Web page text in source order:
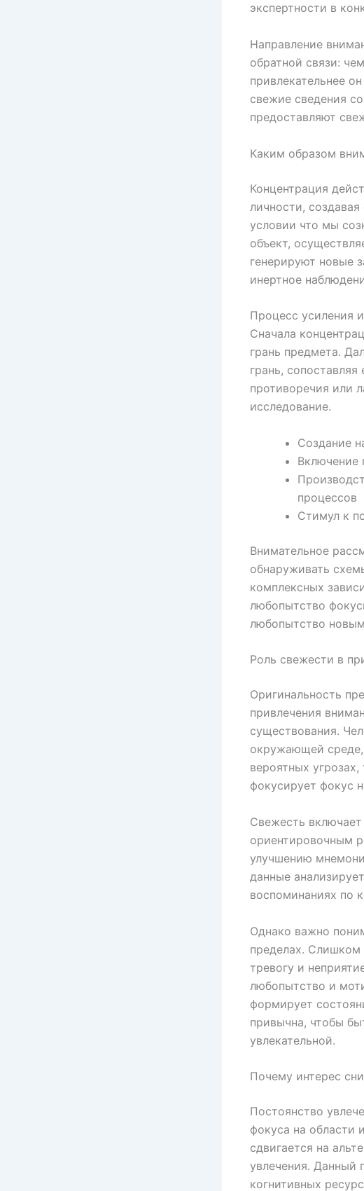
экспертности в
Направление
обратной связи:
привлекательнее
свежие сведения
предоставляют
Каким образом
Концентрация
личности,
условии что мы
объект,
генерируют новые
инертное
Процесс усиления
Сначала
грань предмета.
грань,
противоречия или
исследование.
Создание
Включение
процессов
Стимул к
Внимательное
обнаруживать
комплексных
любопытство
любопытство
Роль свежести в
Оригинальность
привлечения
существования.
окружающей среде,
вероятных
фокусирует фокус
Свежесть
ориентировочным
улучшению
данные
воспоминаниях по
Однако важно
пределах. Слишком
тревогу и
любопытство и
формирует
привычна, чтобы
увлекательной.
Почему интерес
Постоянство
фокуса на области
сдвигается на
увлечения. Данный
когнитивных